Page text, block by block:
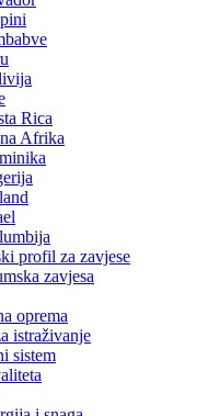
Rica
Afrika
profil za zavjese
zavjesa
oprema
istraživanje
sistem